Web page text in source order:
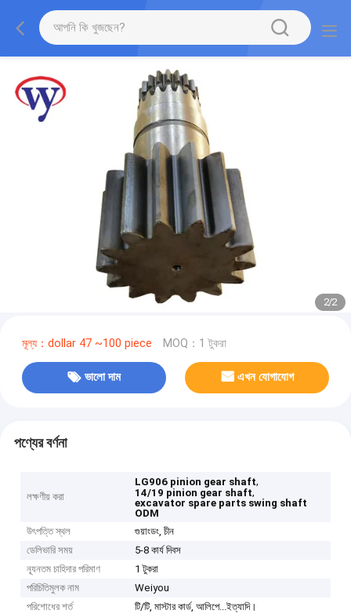
2/2
মূল্য：dollar 47 ~100 piece MOQ：1 টুকরা
ভালো দাম এখন যোগাযোগ
পণ্যের বর্ণনা
লক্ষণীয় করা
LG906 pinion gear shaft,
14/19 pinion gear shaft,
excavator spare parts swing shaft
ODM
উৎপত্তি স্থল
গুয়াংডং, চীন
ডেলিভারি সময়
5-8 কার্য দিবস
ন্যূনতম চাহিদার পরিমাণ
1 টুকরা
পরিচিতিমুলক নাম
Weiyou
পরিশোধের শর্ত
টি/টি, মাস্টার কার্ড, আলিপে...ইত্যাদি।